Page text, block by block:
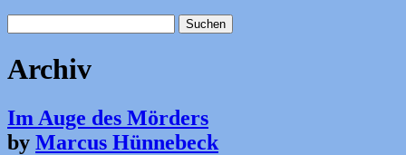
nach:
Archiv
Im Auge des Mörders
by Marcus Hünnebeck